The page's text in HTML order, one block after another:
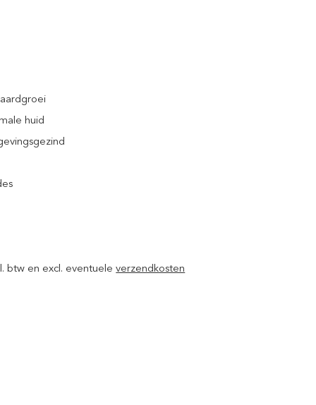
huid
btw en excl. eventueleverzendkosten